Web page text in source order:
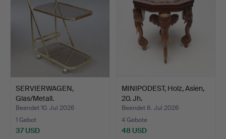
SERVIERWAGEN,
Glas/Metall.
Beendet 10. Jul 2026
1 Gebot
37 USD
MINIPODEST, Holz, Asien,
20. Jh.
Beendet 8. Jul 2026
4 Gebote
48 USD